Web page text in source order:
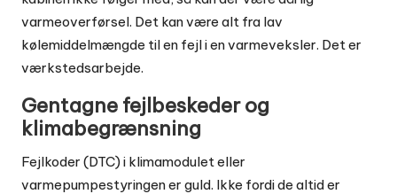
varmeoverførsel. Det kan være alt fra lav
kølemiddelmængde til en fejl i en varmeveksler. Det er
værkstedsarbejde.
Gentagne fejlbeskeder og
klimabegrænsning
Fejlkoder (DTC) i klimamodulet eller
varmepumpestyringen er guld. Ikke fordi de altid er